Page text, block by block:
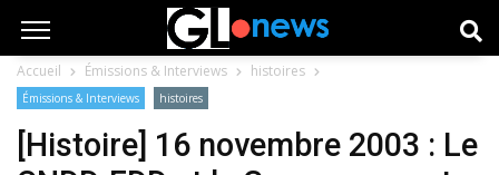
Accueil Émissions & Interviews histoires
Émissions & Interviews histoires
[Histoire] 16 novembre 2003 : Le